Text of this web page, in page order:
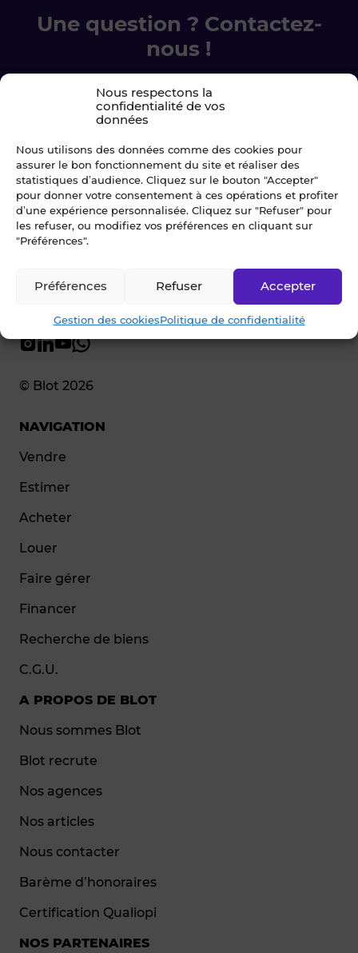
Nous respectons la
confidentialité de vos
données
Nous utilisons des données comme des cookies pour
assurer le bon fonctionnement du site et réaliser des
statistiques d’audience. Cliquez sur le bouton "Accepter"
pour donner votre consentement à ces opérations et profiter
d’une expérience personnalisée. Cliquez sur "Refuser" pour
les refuser, ou modifiez vos préférences en cliquant sur
"Préférences".
Accepter
Refuser
Préférences
Gestion des cookiesPolitique de confidentialité
Une question ? Contactez-
nous !
Chez Blot nous sommes là pour vous
accompagner à chaque étape.
Ecrivez-nous
02 99 79 33 34
© Blot 2026
NAVIGATION
Vendre
Estimer
Acheter
Louer
Faire gérer
Financer
Recherche de biens
C.G.U.
A PROPOS DE BLOT
Nous sommes Blot
Blot recrute
Nos agences
Nos articles
Nous contacter
Barème d’honoraires
Certification Qualiopi
NOS PARTENAIRES